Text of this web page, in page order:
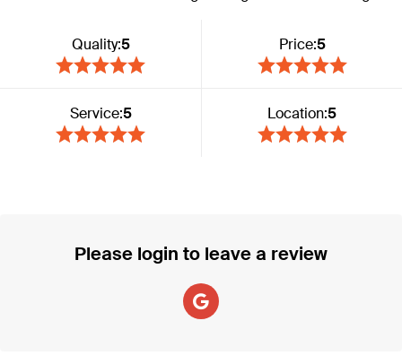
Quality:5 Price:5
Service:5 Location:5
Please login to leave a review